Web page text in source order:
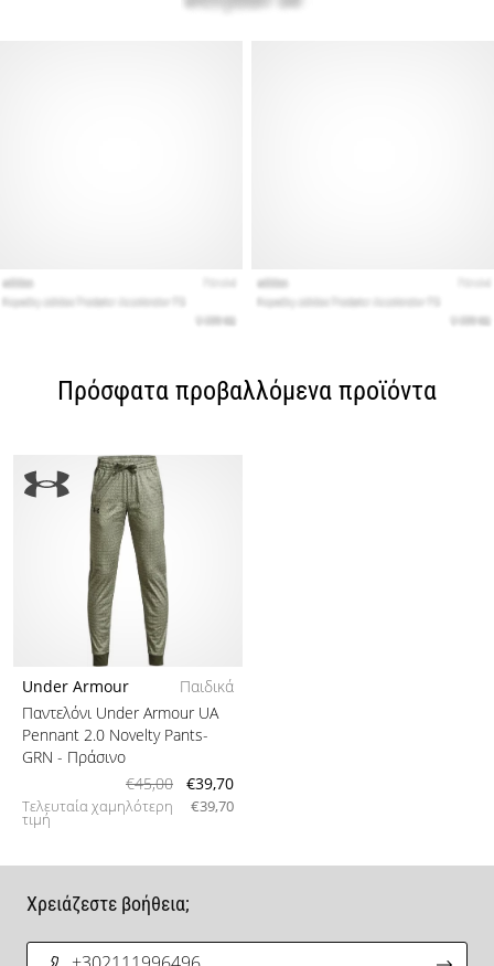
Πρόσφατα προβαλλόμενα προϊόντα
Under Armour
Παιδικά
Παντελόνι Under Armour UA
Pennant 2.0 Novelty Pants-
GRN - Πράσινο
€45,00
€39,70
Τελευταία χαμηλότερη
τιμή
€39,70
Χρειάζεστε βοήθεια;